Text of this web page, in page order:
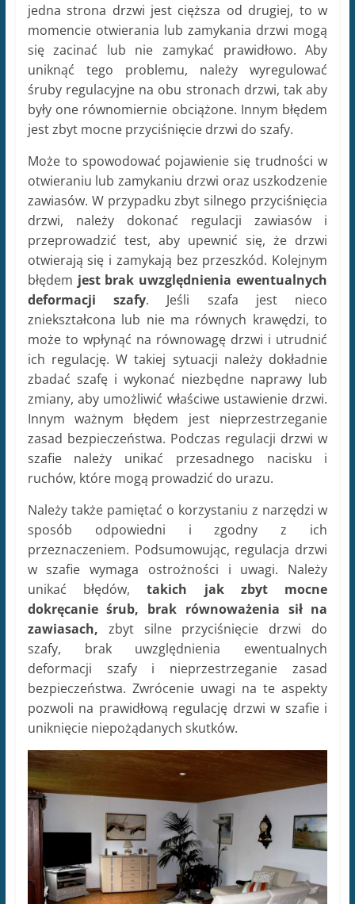
jedna strona drzwi jest cięższa od drugiej, to w
momencie otwierania lub zamykania drzwi mogą
się zacinać lub nie zamykać prawidłowo. Aby
uniknąć tego problemu, należy wyregulować
śruby regulacyjne na obu stronach drzwi, tak aby
były one równomiernie obciążone. Innym błędem
jest zbyt mocne przyciśnięcie drzwi do szafy.
Może to spowodować pojawienie się trudności w
otwieraniu lub zamykaniu drzwi oraz uszkodzenie
zawiasów. W przypadku zbyt silnego przyciśnięcia
drzwi, należy dokonać regulacji zawiasów i
przeprowadzić test, aby upewnić się, że drzwi
otwierają się i zamykają bez przeszkód. Kolejnym
błędem jest brak uwzględnienia ewentualnych
deformacji szafy. Jeśli szafa jest nieco
zniekształcona lub nie ma równych krawędzi, to
może to wpłynąć na równowagę drzwi i utrudnić
ich regulację. W takiej sytuacji należy dokładnie
zbadać szafę i wykonać niezbędne naprawy lub
zmiany, aby umożliwić właściwe ustawienie drzwi.
Innym ważnym błędem jest nieprzestrzeganie
zasad bezpieczeństwa. Podczas regulacji drzwi w
szafie należy unikać przesadnego nacisku i
ruchów, które mogą prowadzić do urazu.
Należy także pamiętać o korzystaniu z narzędzi w
sposób odpowiedni i zgodny z ich
przeznaczeniem. Podsumowując, regulacja drzwi
w szafie wymaga ostrożności i uwagi. Należy
unikać błędów, takich jak zbyt mocne
dokręcanie śrub, brak równoważenia sił na
zawiasach, zbyt silne przyciśnięcie drzwi do
szafy, brak uwzględnienia ewentualnych
deformacji szafy i nieprzestrzeganie zasad
bezpieczeństwa. Zwrócenie uwagi na te aspekty
pozwoli na prawidłową regulację drzwi w szafie i
uniknięcie niepożądanych skutków.